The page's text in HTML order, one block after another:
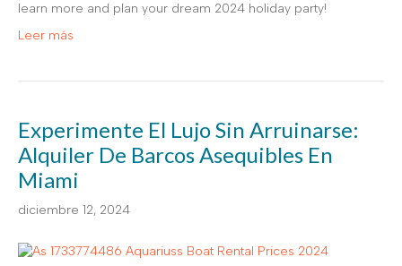
learn more and plan your dream 2024 holiday party!
Leer más
Experimente El Lujo Sin Arruinarse:
Alquiler De Barcos Asequibles En
Miami
diciembre 12, 2024